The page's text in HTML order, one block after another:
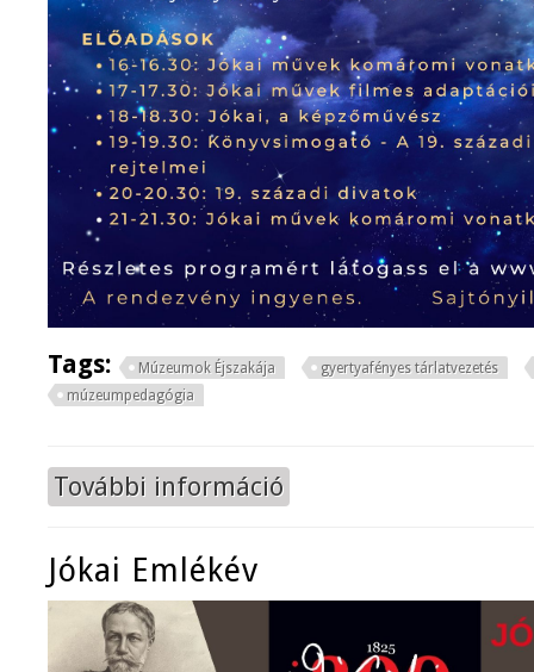
Tags: Múzeumok Éjszakája
gyertyafényes tárlatvezetés
múzeumpedagógia
További információ
Jókai Emlékév